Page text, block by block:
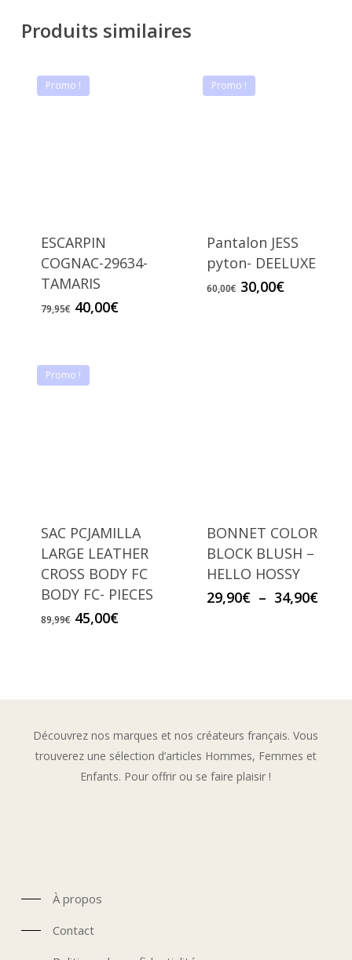
Produits similaires
Promo !
ESCARPIN
COGNAC-29634-
TAMARIS
79,95€ Le
79,95€.
40,00€Le
Promo !
Pantalon JESS
pyton- DEELUXE
60,00€ Le
30,00€Le
Promo !
SAC PCJAMILLA
LARGE LEATHER
CROSS BODY FC
BODY FC- PIECES
89,99€ Le
45,00€Le
BONNET COLOR
BLOCK BLUSH –
HELLO HOSSY
29,90€ – 34,90€
Découvrez nos marques et nos créateurs français. Vous
trouverez une sélection d’articles Hommes, Femmes et
Enfants. Pour offrir ou se faire plaisir !
À propos
Contact